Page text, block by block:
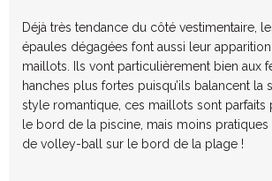
Déjà très tendance du côté vestimentaire,
épaules dégagées font aussi leur
maillots. Ils vont particulièrement bien aux
hanches plus fortes puisqu’ils balancent la
style romantique, ces maillots sont parfaits
le bord de la piscine, mais moins
de volley-ball sur le bord de la plage !